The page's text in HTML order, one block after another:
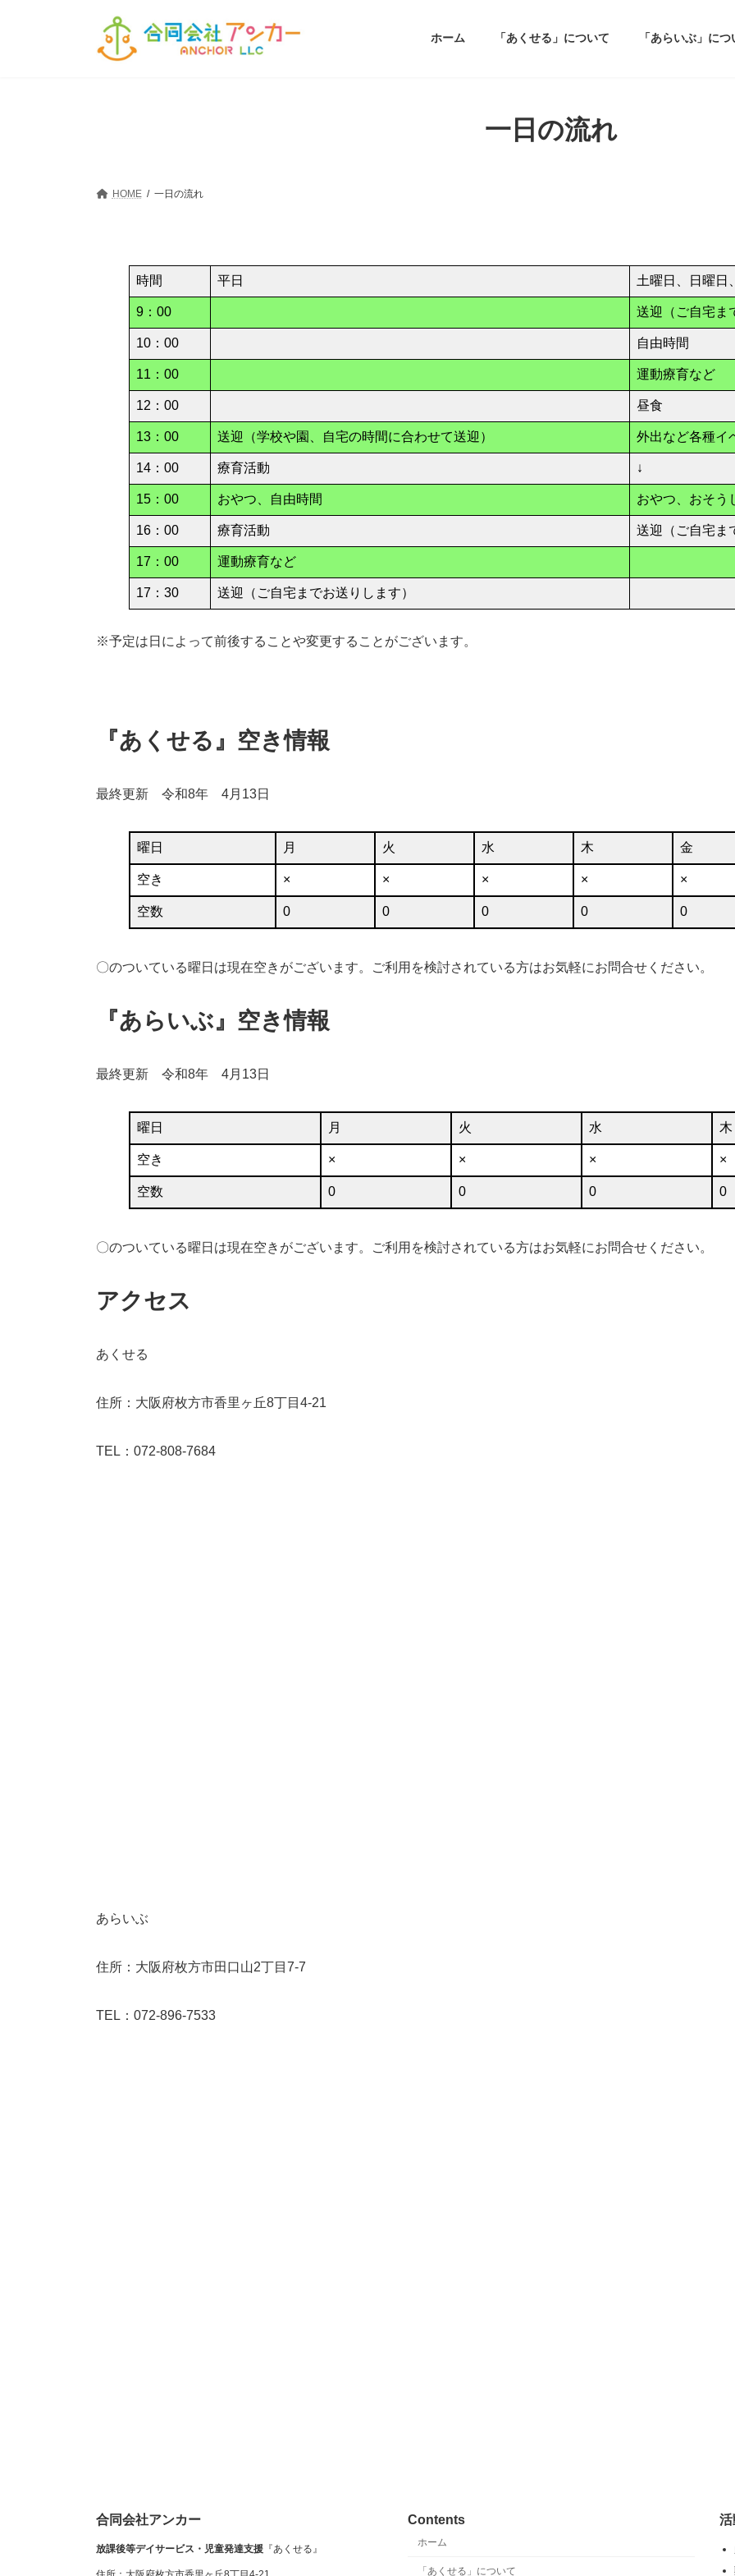
ホーム 「あくせる」について 「あらいぶ」につ
一日の流れ
HOME 一日の流れ
時間 平日 土曜日、日曜日
9：00 送迎（ご自宅ま
10：00 自由時間
11：00 運動療育など
12：00 昼食
13：00 送迎（学校や園、自宅の時間に合わせて送迎） 外出など各種イ
14：00 療育活動 ↓
15：00 おやつ、自由時間 おやつ、おそう
16：00 療育活動 送迎（ご自宅ま
17：00 運動療育など
17：30 送迎（ご自宅までお送りします）
※予定は日によって前後することや変更することがございます。
『あくせる』空き情報
最終更新 令和8年 4月13日
曜日 月 火 水 木 金
空き × × × × ×
空数 0 0 0 0 0
〇のついている曜日は現在空きがございます。ご利用を検討されている方はお気軽にお問合せください。
『あらいぶ』空き情報
最終更新 令和8年 4月13日
曜日 月 火 水 木
空き × × × ×
空数 0 0 0 0
〇のついている曜日は現在空きがございます。ご利用を検討されている方はお気軽にお問合せください。
アクセス
あくせる
住所：大阪府枚方市香里ヶ丘8丁目4-21
TEL：072-808-7684
あらいぶ
住所：大阪府枚方市田口山2丁目7-7
TEL：072-896-7533
合同会社アンカー
放課後等デイサービス・児童発達支援 『あくせる』
Contents
ホーム
「あくせる」について
活